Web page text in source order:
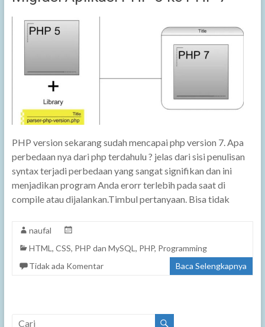
PHP version sekarang sudah mencapai php version 7. Apa
perbedaan nya dari php terdahulu ? jelas dari sisi penulisan
syntax terjadi perbedaan yang sangat signifikan dan ini
menjadikan program Anda erorr terlebih pada saat di
compile atau dijalankan.Timbul pertanyaan. Bisa tidak
naufal
HTML, CSS, PHP dan MySQL , PHP, Programming
Tidak ada Komentar
Baca Selengkapnya